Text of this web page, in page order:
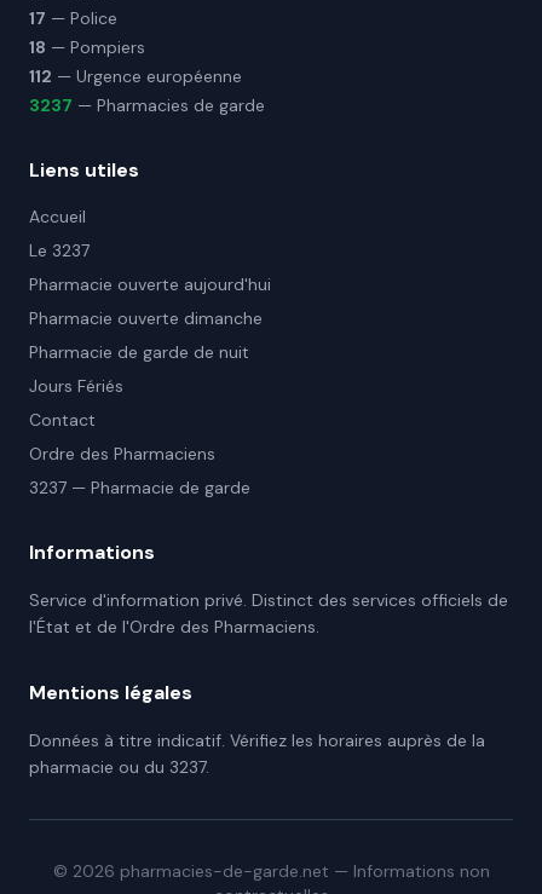
17 — Police
18 — Pompiers
112 — Urgence européenne
3237 — Pharmacies de garde
Liens utiles
Accueil
Le 3237
Pharmacie ouverte aujourd'hui
Pharmacie ouverte dimanche
Pharmacie de garde de nuit
Jours Fériés
Contact
Ordre des Pharmaciens
3237 — Pharmacie de garde
Informations
Service d'information privé. Distinct des services officiels de
l'État et de l'Ordre des Pharmaciens.
Mentions légales
Données à titre indicatif. Vérifiez les horaires auprès de la
pharmacie ou du 3237.
© 2026 pharmacies-de-garde.net — Informations non